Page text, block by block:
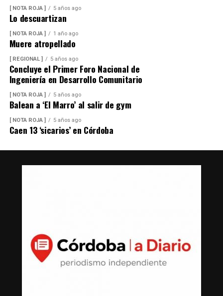
[ NOTA ROJA ] 5 años ago
Lo descuartizan
[ NOTA ROJA ] 1 año ago
Muere atropellado
[ REGIONAL ] 5 años ago
Concluye el Primer Foro Nacional de
Ingeniería en Desarrollo Comunitario
[ NOTA ROJA ] 5 años ago
Balean a ‘El Marro’ al salir de gym
[ NOTA ROJA ] 5 años ago
Caen 13 ‘sicarios’ en Córdoba